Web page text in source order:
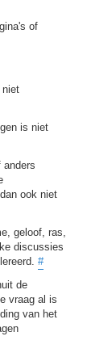
of
niet
is niet
anders
ook niet
geloof, ras,
discussies
#
de
vraag al is
van het